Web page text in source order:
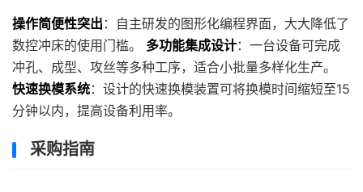
操作简便性突出 ：自主研发的图形化编程界面，大大降低了
数控冲床的使用门槛。 多功能集成设计：一台设备可完成
冲孔、成型、攻丝等多种工序，适合小批量多样化生产。
快速换模系统：设计的快速换模装置可将换模时间缩短至15
分钟以内，提高设备利用率。
采购指南